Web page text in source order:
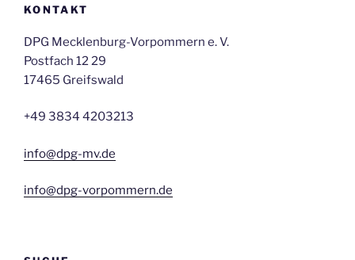
KONTAKT
DPG Mecklenburg-Vorpommern e. V.
Postfach 12 29
17465 Greifswald
+49 3834 4203213
info@dpg-mv.de
info@dpg-vorpommern.de